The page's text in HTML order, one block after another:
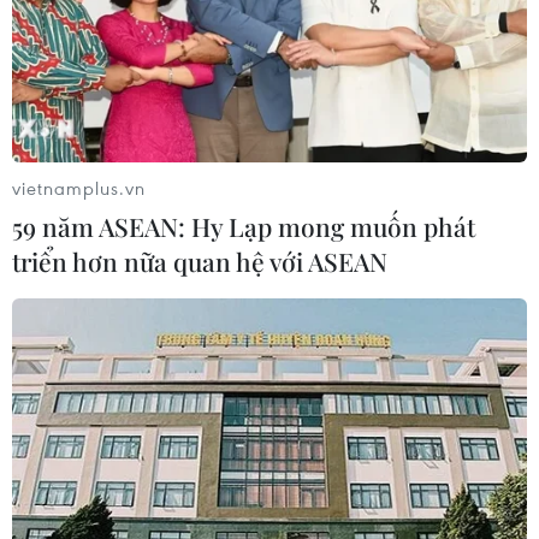
Hiệp ước Cấm vũ khí hạt nhân của LHQ đã
đủ điều kiện có hiệu lực
25/10/2020 01:22
Trong một thông cáo, Chủ tịch Ủy ban Chữ thập Đỏ
Quốc tế (ICRC), ông Peter Maurer tuyên bố sự kiện này
là “chiến thắng của nhân loại và hứa hẹn một tương lai
an toàn hơn.”
vietnamplus.vn
59 năm ASEAN: Hy Lạp mong muốn phát
triển hơn nữa quan hệ với ASEAN